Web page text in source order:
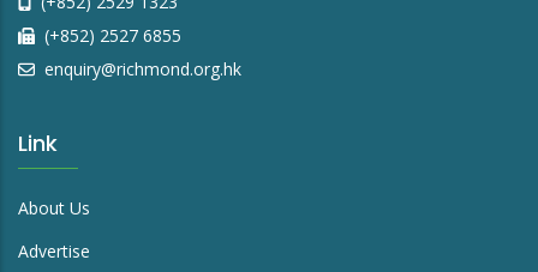
Contact Info
Room 1801, 18/F, 21 Pak Fuk Road, North Point, Hong
(+852) 2527 6855